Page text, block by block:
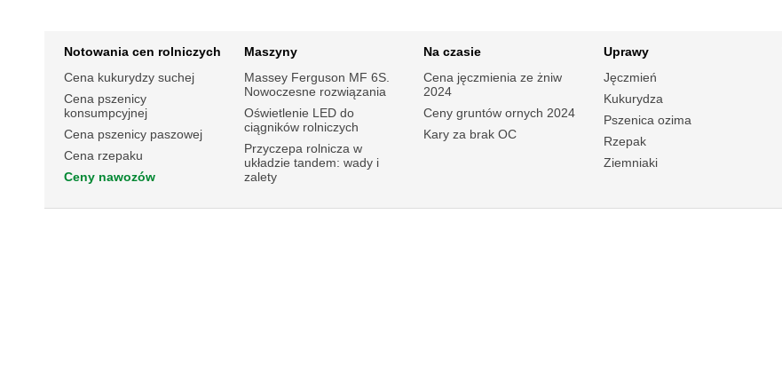
Notowania cen rolniczych
Cena kukurydzy suchej
Cena pszenicy
konsumpcyjnej
Cena pszenicy paszowej
Cena rzepaku
Ceny nawozów
Maszyny
Massey Ferguson MF 6S.
Nowoczesne rozwiązania
Oświetlenie LED do
ciągników rolniczych
Przyczepa rolnicza w
układzie tandem: wady i
zalety
Na czasie
Cena jęczmienia ze żniw
2024
Ceny gruntów ornych 2024
Kary za brak OC
Uprawy
Jęczmień
Kukurydza
Pszenica ozima
Rzepak
Ziemniaki